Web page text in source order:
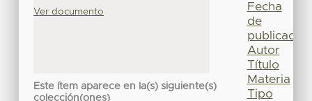
Ver documento
Este ítem aparece en la(s) siguiente(s)
colección(ones)
Fecha
de
publicación
Autor
Título
Materia
Tipo